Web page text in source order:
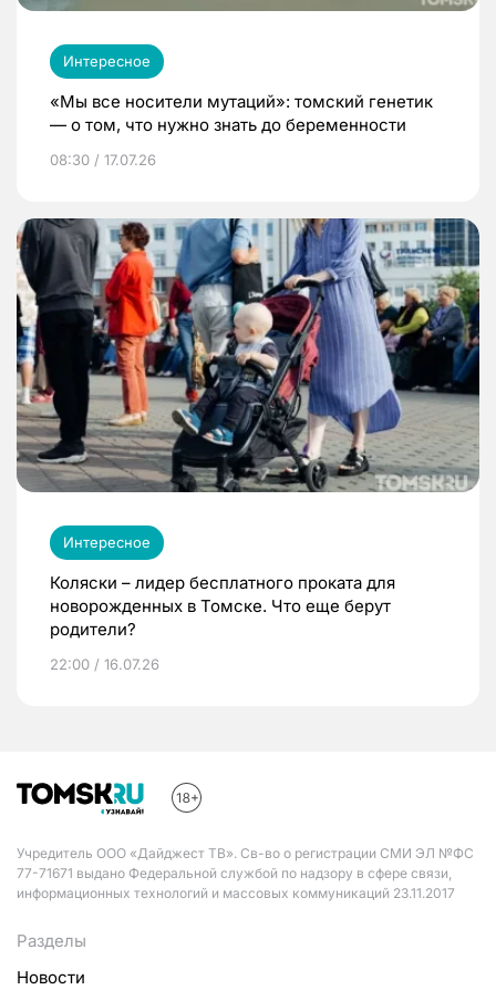
Интересное
«Мы все носители мутаций»: томский генетик
— о том, что нужно знать до беременности
08:30 / 17.07.26
Интересное
Коляски – лидер бесплатного проката для
новорожденных в Томске. Что еще берут
родители?
22:00 / 16.07.26
Учредитель ООО «Дайджест ТВ». Св-во о регистрации СМИ ЭЛ №ФС
77-71671 выдано Федеральной службой по надзору в сфере связи,
информационных технологий и массовых коммуникаций 23.11.2017
Разделы
Новости